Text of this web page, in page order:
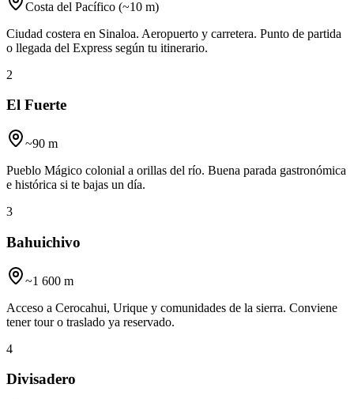
Costa del Pacífico (~10 m)
Ciudad costera en Sinaloa. Aeropuerto y carretera. Punto de partida
o llegada del Express según tu itinerario.
2
El Fuerte
~90 m
Pueblo Mágico colonial a orillas del río. Buena parada gastronómica
e histórica si te bajas un día.
3
Bahuichivo
~1 600 m
Acceso a Cerocahui, Urique y comunidades de la sierra. Conviene
tener tour o traslado ya reservado.
4
Divisadero